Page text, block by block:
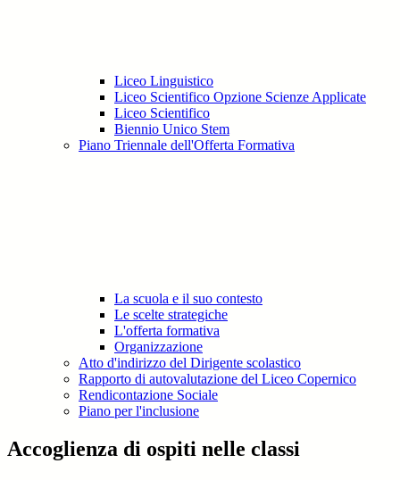
Liceo Linguistico
Liceo Scientifico Opzione Scienze Applicate
Liceo Scientifico
Biennio Unico Stem
Piano Triennale dell'Offerta Formativa
La scuola e il suo contesto
Le scelte strategiche
L'offerta formativa
Organizzazione
Atto d'indirizzo del Dirigente scolastico
Rapporto di autovalutazione del Liceo Copernico
Rendicontazione Sociale
Piano per l'inclusione
Accoglienza di ospiti nelle classi